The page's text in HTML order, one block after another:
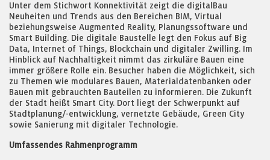
Unter dem Stichwort Konnektivität zeigt die digitalBau
Neuheiten und Trends aus den Bereichen BIM, Virtual
beziehungsweise Augmented Reality, Planungssoftware und
Smart Building. Die digitale Baustelle legt den Fokus auf Big
Data, Internet of Things, Blockchain und digitaler Zwilling. Im
Hinblick auf Nachhaltigkeit nimmt das zirkuläre Bauen eine
immer größere Rolle ein. Besucher haben die Möglichkeit, sich
zu Themen wie modulares Bauen, Materialdatenbanken oder
Bauen mit gebrauchten Bauteilen zu informieren. Die Zukunft
der Stadt heißt Smart City. Dort liegt der Schwerpunkt auf
Stadtplanung/-entwicklung, vernetzte Gebäude, Green City
sowie Sanierung mit digitaler Technologie.
Umfassendes Rahmenprogramm